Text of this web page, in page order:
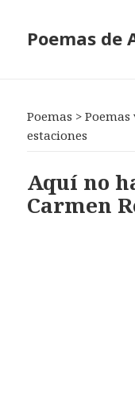
Poemas de
Poemas >
estaciones
Aquí no
Carmen